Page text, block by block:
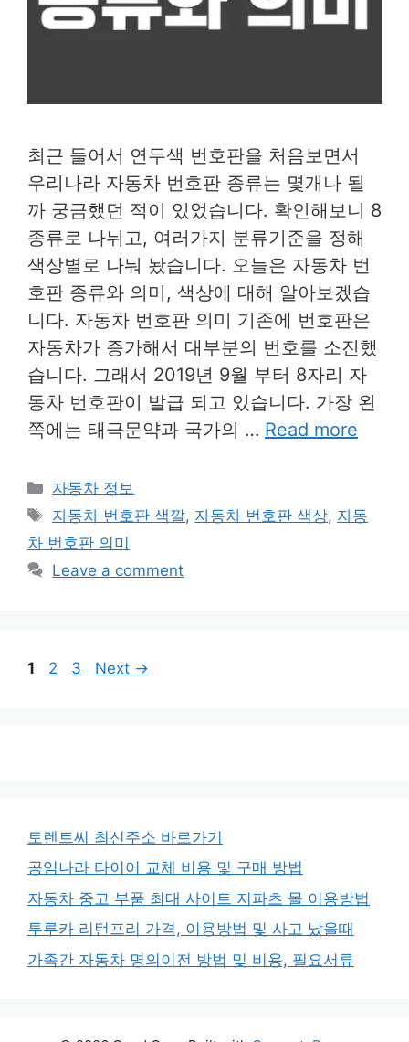
최근 들어서 연두색 번호판을 처음보면서
우리나라 자동차 번호판 종류는 몇개나 될
까 궁금했던 적이 있었습니다. 확인해보니 8
종류로 나뉘고, 여러가지 분류기준을 정해
색상별로 나눠 놨습니다. 오늘은 자동차 번
호판 종류와 의미, 색상에 대해 알아보겠습
니다. 자동차 번호판 의미 기존에 번호판은
자동차가 증가해서 대부분의 번호를 소진했
습니다. 그래서 2019년 9월 부터 8자리 자
동차 번호판이 발급 되고 있습니다. 가장 왼
쪽에는 태극문약과 국가의 … Read more
Categories
자동차 정보
Tags
자동차 번호판 색깔, 자동차 번호판 색상, 자동
차 번호판 의미
Leave a comment
Page
1 Page
2 Page
3 Next →
토렌트씨 최신주소 바로가기
공임나라 타이어 교체 비용 및 구매 방법
자동차 중고 부품 최대 사이트 지파츠 몰 이용방법
투루카 리턴프리 가격, 이용방법 및 사고 났을때
가족간 자동차 명의이전 방법 및 비용, 필요서류